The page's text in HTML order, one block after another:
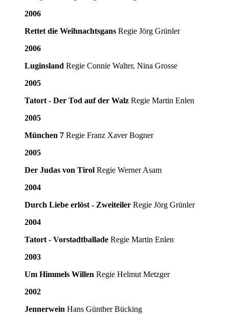
2006
Rettet die Weihnachtsgans Regie Jörg Grünler
2006
Luginsland Regie Connie Walter, Nina Grosse
2005
Tatort - Der Tod auf der Walz Regie Martin Enlen
2005
München 7 Regie Franz Xaver Bogner
2005
Der Judas von Tirol Regie Werner Asam
2004
Durch Liebe erlöst - Zweiteiler Regie Jörg Grünler
2004
Tatort - Vorstadtballade Regie Martin Enlen
2003
Um Himmels Willen Regie Helmut Metzger
2002
Jennerwein Hans Günther Bücking